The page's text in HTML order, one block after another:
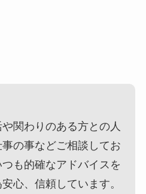
関わりのある方との人
の事などご相談してお
つも的確なアドバイスを
心、信頼しています。